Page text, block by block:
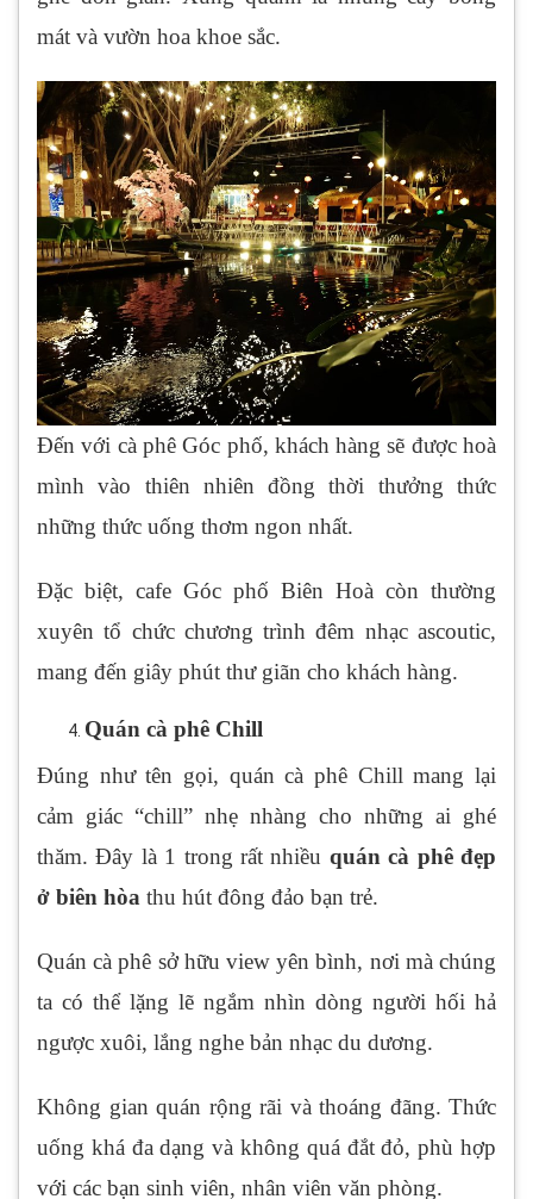
mát và vườn hoa khoe sắc.
Đến với cà phê Góc phố, khách hàng sẽ được hoà
mình vào thiên nhiên đồng thời thưởng thức
những thức uống thơm ngon nhất.
Đặc biệt, cafe Góc phố Biên Hoà còn thường
xuyên tổ chức chương trình đêm nhạc ascoutic,
mang đến giây phút thư giãn cho khách hàng.
Quán cà phê Chill
Đúng như tên gọi, quán cà phê Chill mang lại
cảm giác “chill” nhẹ nhàng cho những ai ghé
thăm. Đây là 1 trong rất nhiều quán cà phê đẹp
ở biên hòa thu hút đông đảo bạn trẻ.
Quán cà phê sở hữu view yên bình, nơi mà chúng
ta có thể lặng lẽ ngắm nhìn dòng người hối hả
ngược xuôi, lắng nghe bản nhạc du dương.
Không gian quán rộng rãi và thoáng đãng. Thức
uống khá đa dạng và không quá đắt đỏ, phù hợp
với các bạn sinh viên, nhân viên văn phòng.